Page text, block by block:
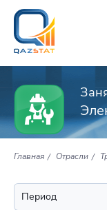
Главная Отрасли